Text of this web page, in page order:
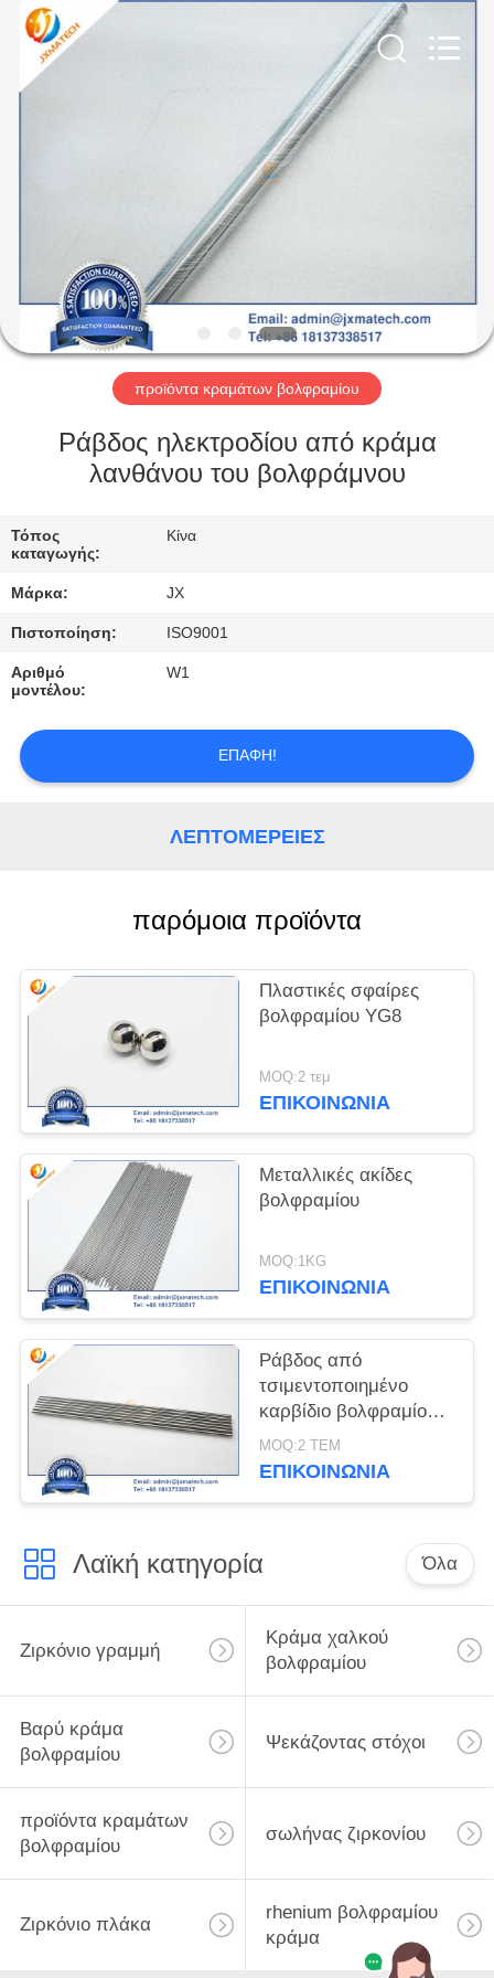
ΠΕΡΊΠΟΥ
ΕΜΕΊΣ
ΓΎΡΟΣ
ΕΡΓΟΣΤΑΣΊΩΝ
ΣΕ
ΜΕ
ΕΙΔΉΣΕΙΣ
ΠΕΡΙΠΤΏΣΕΙΣ
SITEMAP
PRIVACY
POLICY
Rights
Reserved.
Developed
ECER
προϊόντα κραμάτων βολφραμίου
Ράβδος ηλεκτροδίου από κράμα
λανθάνου του βολφράμνου
Τόπος
καταγωγής:
Κίνα
Μάρκα: JX
Πιστοποίηση: ISO9001
Αριθμό
μοντέλου:
W1
ΕΠΑΦΉ!
ΛΕΠΤΟΜΈΡΕΙΕΣ
παρόμοια προϊόντα
Πλαστικές σφαίρες
βολφραμίου YG8
MOQ:2 τεμ
ΕΠΙΚΟΙΝΩΝΊΑ
Μεταλλικές ακίδες
βολφραμίου
MOQ:1KG
ΕΠΙΚΟΙΝΩΝΊΑ
Ράβδος από
τσιμεντοποιημένο
καρβίδιο βολφραμίου
YG8
MOQ:2 ΤΕΜ
ΕΠΙΚΟΙΝΩΝΊΑ
Λαϊκή κατηγορία Όλα
Ζιρκόνιο γραμμή
Κράμα χαλκού
βολφραμίου
Βαρύ κράμα
βολφραμίου
Ψεκάζοντας στόχοι
προϊόντα κραμάτων
βολφραμίου
σωλήνας ζιρκονίου
Ζιρκόνιο πλάκα
rhenium βολφραμίου
κράμα